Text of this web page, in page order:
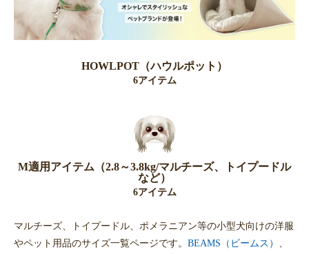
HOWLPOT（ハウルポット）
6アイテム
M適用アイテム（2.8～3.8kg/マルチーズ、トイプードル
など）
6アイテム
マルチーズ、トイプードル、ポメラニアン等の小型犬向けの洋服
やペット用品のサイズ一覧ページです。 BEAMS（ビームス） 、